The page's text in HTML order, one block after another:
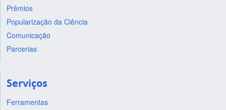
Prêmios
Popularização da Ciência
Comunicação
Parcerias
Serviços
Ferramentas